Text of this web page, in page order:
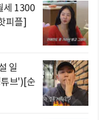
세 1300
피플]
일
브')[순